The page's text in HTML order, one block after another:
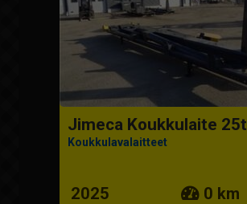
Jimeca Koukkulaite 25t
Koukkulavalaitteet
2025 0 km